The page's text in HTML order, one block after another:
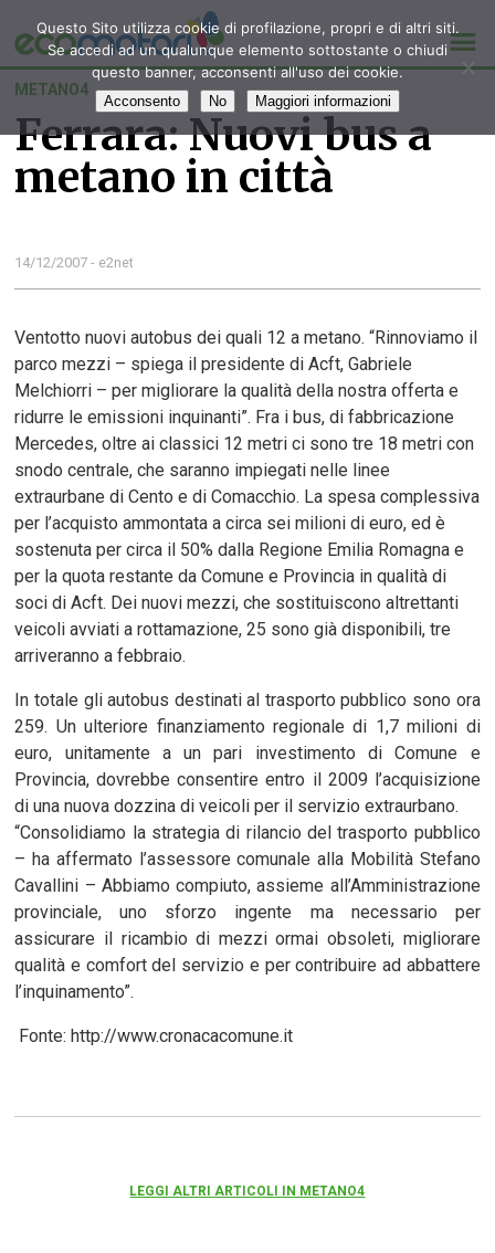
METANO4
Ferrara: Nuovi bus a
metano in città
14/12/2007 - e2net
Ventotto nuovi autobus dei quali 12 a metano. “Rinnoviamo il
parco mezzi – spiega il presidente di Acft, Gabriele
Melchiorri – per migliorare la qualità della nostra offerta e
ridurre le emissioni inquinanti”. Fra i bus, di fabbricazione
Mercedes, oltre ai classici 12 metri ci sono tre 18 metri con
snodo centrale, che saranno impiegati nelle linee
extraurbane di Cento e di Comacchio. La spesa complessiva
per l’acquisto ammontata a circa sei milioni di euro, ed è
sostenuta per circa il 50% dalla Regione Emilia Romagna e
per la quota restante da Comune e Provincia in qualità di
soci di Acft. Dei nuovi mezzi, che sostituiscono altrettanti
veicoli avviati a rottamazione, 25 sono già disponibili, tre
arriveranno a febbraio.
In totale gli autobus destinati al trasporto pubblico sono ora
259. Un ulteriore finanziamento regionale di 1,7 milioni di
euro, unitamente a un pari investimento di Comune e
Provincia, dovrebbe consentire entro il 2009 l’acquisizione
di una nuova dozzina di veicoli per il servizio extraurbano.
“Consolidiamo la strategia di rilancio del trasporto pubblico
– ha affermato l’assessore comunale alla Mobilità Stefano
Cavallini – Abbiamo compiuto, assieme all’Amministrazione
provinciale, uno sforzo ingente ma necessario per
assicurare il ricambio di mezzi ormai obsoleti, migliorare
qualità e comfort del servizio e per contribuire ad abbattere
l’inquinamento”.
Fonte: http://www.cronacacomune.it
LEGGI ALTRI ARTICOLI IN METANO4
Questo Sito utilizza cookie di profilazione, propri e di altri siti.
Se accedi ad un qualunque elemento sottostante o chiudi
questo banner, acconsenti all'uso dei cookie.
Acconsento No Maggiori informazioni